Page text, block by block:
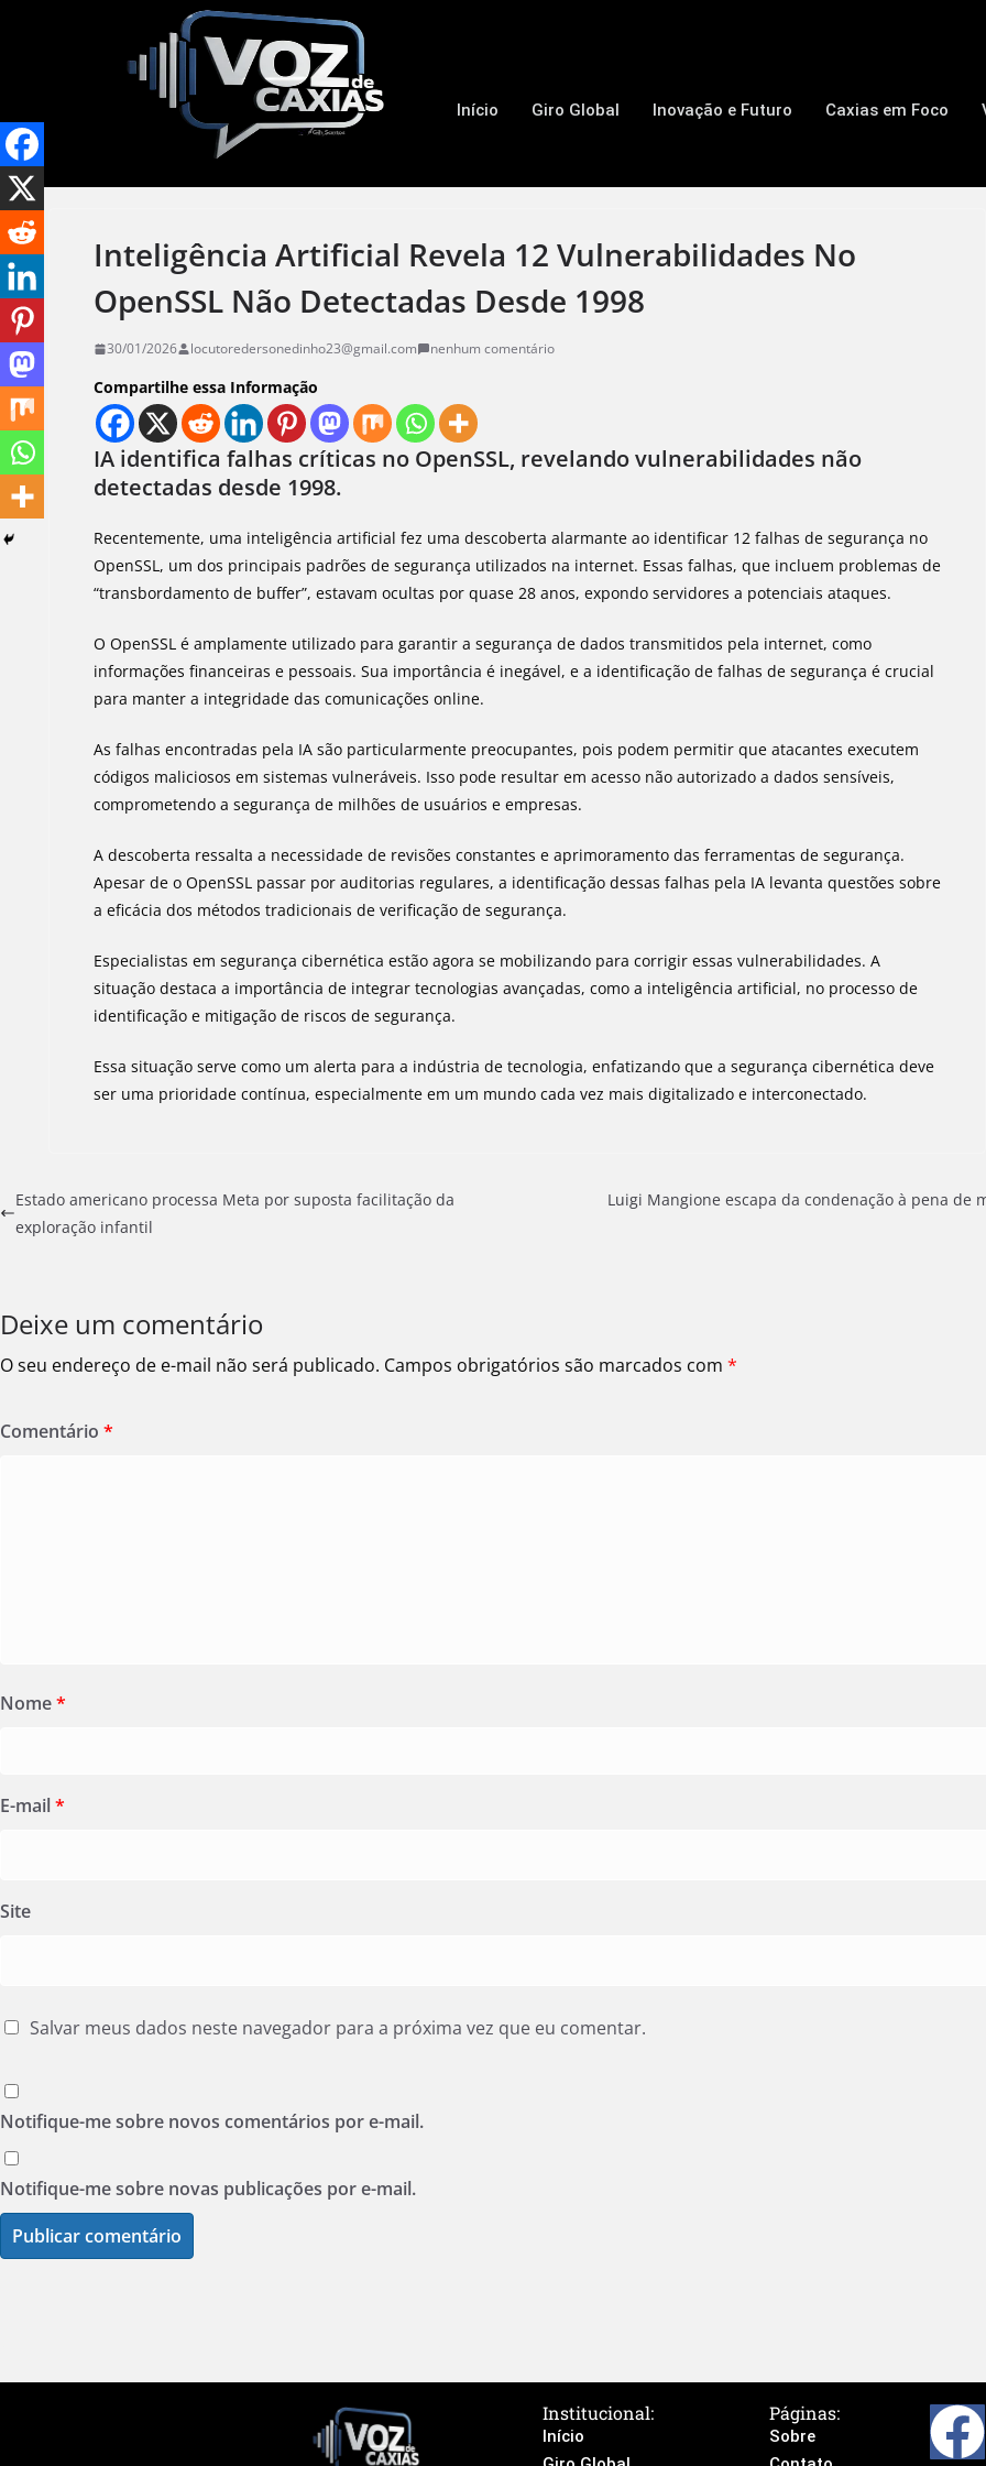
Início Giro Global Inovação e Futuro Caxias em Foco
Inteligência Artificial Revela 12 Vulnerabilidades No
OpenSSL Não Detectadas Desde 1998
30/01/2026 locutoredersonedinho23@gmail.com nenhum comentário
Compartilhe essa Informação
IA identifica falhas críticas no OpenSSL, revelando vulnerabilidades não
detectadas desde 1998.
Recentemente, uma inteligência artificial fez uma descoberta alarmante ao identificar 12 falhas de segurança no
OpenSSL, um dos principais padrões de segurança utilizados na internet. Essas falhas, que incluem problemas de
“transbordamento de buffer”, estavam ocultas por quase 28 anos, expondo servidores a potenciais ataques.
O OpenSSL é amplamente utilizado para garantir a segurança de dados transmitidos pela internet, como
informações financeiras e pessoais. Sua importância é inegável, e a identificação de falhas de segurança é crucial
para manter a integridade das comunicações online.
As falhas encontradas pela IA são particularmente preocupantes, pois podem permitir que atacantes executem
códigos maliciosos em sistemas vulneráveis. Isso pode resultar em acesso não autorizado a dados sensíveis,
comprometendo a segurança de milhões de usuários e empresas.
A descoberta ressalta a necessidade de revisões constantes e aprimoramento das ferramentas de segurança.
Apesar de o OpenSSL passar por auditorias regulares, a identificação dessas falhas pela IA levanta questões sobre
a eficácia dos métodos tradicionais de verificação de segurança.
Especialistas em segurança cibernética estão agora se mobilizando para corrigir essas vulnerabilidades. A
situação destaca a importância de integrar tecnologias avançadas, como a inteligência artificial, no processo de
identificação e mitigação de riscos de segurança.
Essa situação serve como um alerta para a indústria de tecnologia, enfatizando que a segurança cibernética deve
ser uma prioridade contínua, especialmente em um mundo cada vez mais digitalizado e interconectado.
Estado americano processa Meta por suposta facilitação da
exploração infantil
Luigi Mangione escapa da condenação à pena de
Deixe um comentário
O seu endereço de e-mail não será publicado. Campos obrigatórios são marcados com *
Comentário *
Nome*
E-mail*
Site
Salvar meus dados neste navegador para a próxima vez que eu comentar.
Notifique-me sobre novos comentários por e-mail.
Notifique-me sobre novas publicações por e-mail.
Institucional:
Início
Páginas:
Sobre